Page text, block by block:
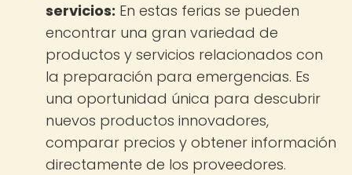
servicios: En estas ferias se pueden
encontrar una gran variedad de
productos y servicios relacionados con
la preparación para emergencias. Es
una oportunidad única para descubrir
nuevos productos innovadores,
comparar precios y obtener información
directamente de los proveedores.